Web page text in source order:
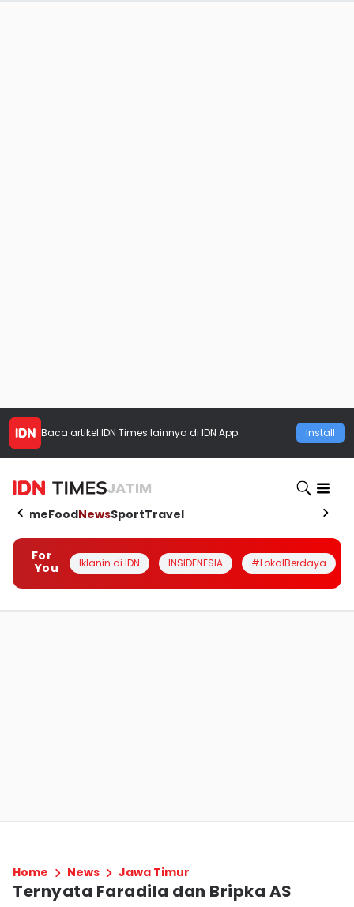
Baca artikel IDN Times lainnya di IDN App Install
JATIM
HomeFoodNewsSportTravel
For
You
Iklanin di IDN INSIDENESIA #LokalBerdaya
Home News Jawa Timur
Ternyata Faradila dan Bripka AS